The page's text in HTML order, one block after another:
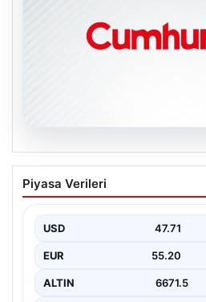
Galatasaray açıkladı:
hesaplarına suç
Hukuki Adım Attı”, “content”: “
Piyasa Verileri
USD 47.71
EUR 55.20
ALTIN 6671.5